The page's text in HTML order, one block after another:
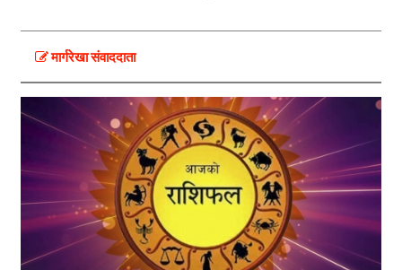
मार्गरेखा संवाददाता